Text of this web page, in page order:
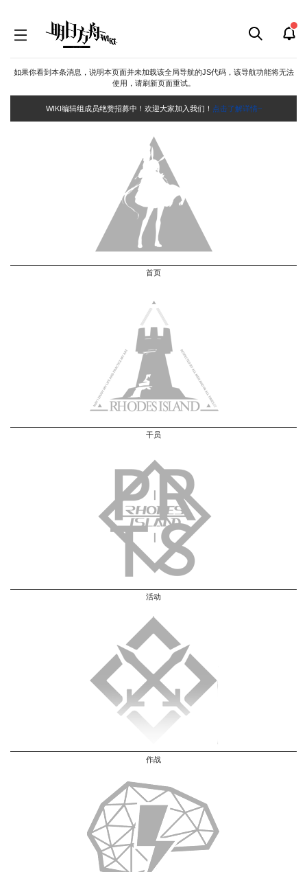
如果你看到本条消息，说明本页面并未加载该全局导航的JS代码，该导航功能将无法
使用，请刷新页面重试。
WIKI编辑组成员绝赞招募中！欢迎大家加入我们！ 点击了解详情~
首页
干员
活动
作战